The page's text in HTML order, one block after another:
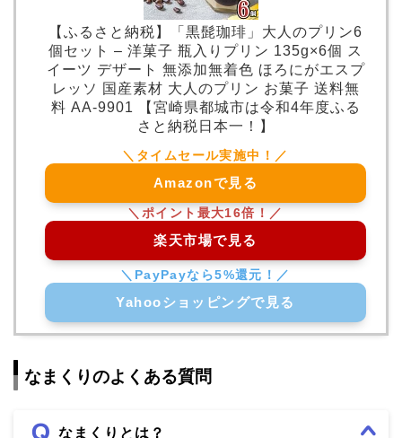
【ふるさと納税】「黒髭珈琲」大人のプリン6
個セット – 洋菓子 瓶入りプリン 135g×6個 ス
イーツ デザート 無添加無着色 ほろにがエスプ
レッソ 国産素材 大人のプリン お菓子 送料無
料 AA-9901 【宮崎県都城市は令和4年度ふる
さと納税日本一！】
Amazonで見る
楽天市場で見る
Yahooショッピングで見る
なまくりのよくある質問
なまくりとは？